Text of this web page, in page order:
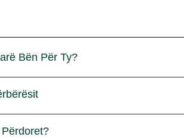
Bën Për Ty?
Përdoret?